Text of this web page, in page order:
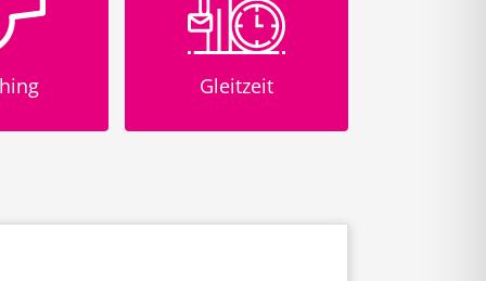
Internetnutzung